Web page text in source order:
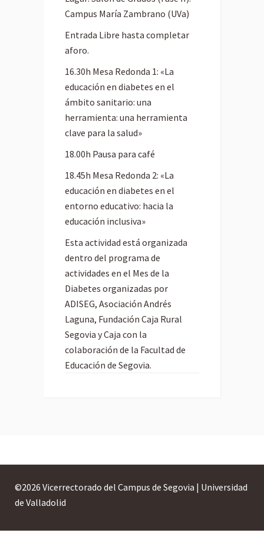
Campus María Zambrano (UVa)
Entrada Libre hasta completar
aforo.
16.30h Mesa Redonda 1: «La
educación en diabetes en el
ámbito sanitario: una
herramienta: una herramienta
clave para la salud»
18.00h Pausa para café
18.45h Mesa Redonda 2: «La
educación en diabetes en el
entorno educativo: hacia la
educación inclusiva»
Esta actividad está organizada
dentro del programa de
actividades en el Mes de la
Diabetes organizadas por
ADISEG, Asociación Andrés
Laguna, Fundación Caja Rural
Segovia y Caja con la
colaboración de la Facultad de
Educación de Segovia.
©2026 Vicerrectorado del Campus de Segovia | Universidad
de Valladolid